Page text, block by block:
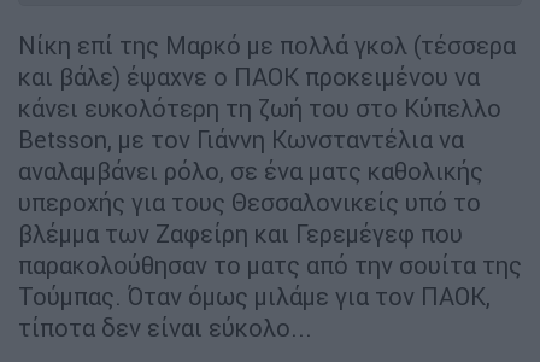
Νίκη επί της Μαρκό με πολλά γκολ (τέσσερα
και βάλε) έψαχνε ο ΠΑΟΚ προκειμένου να
κάνει ευκολότερη τη ζωή του στο Κύπελλο
Betsson, με τον Γιάννη Κωνσταντέλια να
αναλαμβάνει ρόλο, σε ένα ματς καθολικής
υπεροχής για τους Θεσσαλονικείς υπό το
βλέμμα των Ζαφείρη και Γερεμέγεφ που
παρακολούθησαν το ματς από την σουίτα της
Τούμπας. Όταν όμως μιλάμε για τον ΠΑΟΚ,
τίποτα δεν είναι εύκολο...